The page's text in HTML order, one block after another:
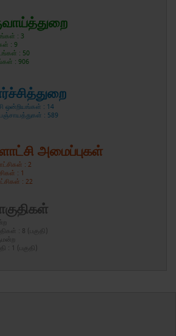
: 3
: 9
: 50
: 906
ஒன்றியங்கள் : 14
பஞ்சாயத்துகள் : 589
அமைப்புகள்
: 2
: 1
: 22
: 8 (பகுதி)
: 1 (பகுதி)